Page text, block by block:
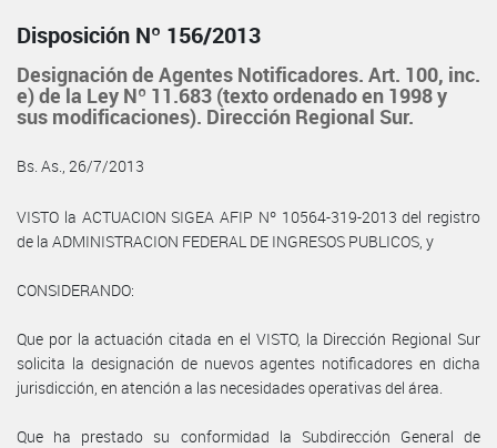
Disposición Nº 156/2013
Designación de Agentes Notificadores. Art. 100, inc.
e) de la Ley Nº 11.683 (texto ordenado en 1998 y
sus modificaciones). Dirección Regional Sur.
Bs. As., 26/7/2013
VISTO la ACTUACION SIGEA AFIP Nº 10564-319-2013 del registro
de la ADMINISTRACION FEDERAL DE INGRESOS PUBLICOS, y
CONSIDERANDO:
Que por la actuación citada en el VISTO, la Dirección Regional Sur
solicita la designación de nuevos agentes notificadores en dicha
jurisdicción, en atención a las necesidades operativas del área.
Que ha prestado su conformidad la Subdirección General de